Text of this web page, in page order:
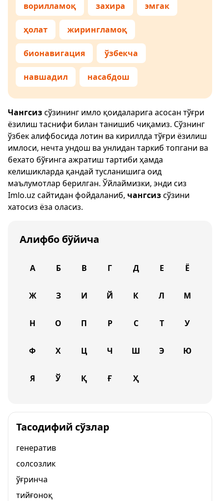
ворилламоқ захира эмгак
ҳолат жирингламоқ
бионавигация ўзбекча
навшадил насабдош
Чангсизсўзининг имло қоидаларига асосан тўғри
ёзилиш таснифи билан танишиб чиқамиз. Сўзнинг
ўзбек алифбосида лотин ва кириллда тўғри ёзилиш
имлоси, нечта ундош ва унлидан таркиб топгани ва
бехато бўғинга ажратиш тартиби ҳамда
келишикларда қандай тусланишига оид
маълумотлар берилган. Ўйлаймизки, энди сиз
Imlo.uz сайтидан фойдаланиб, чангсизсўзини
хатосиз ёза оласиз.
Алифбо бўйича
А Б В Г Д Е Ё
Ж З И Й К Л М
Н О П Р С Т У
Ф Х Ц Ч Ш Э Ю
Я Ў Қ Ғ Ҳ
Тасодифий сўзлар
генератив
солсозлик
ўғринча
тийғоноқ